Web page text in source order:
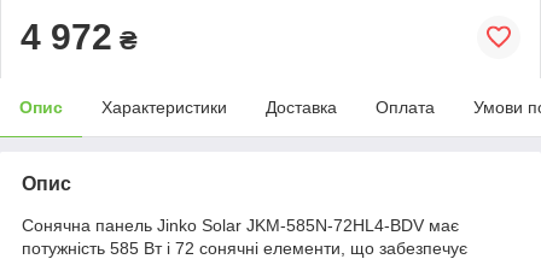
4 972 ₴
Опис Характеристики Доставка Оплата Умови
Опис
Сонячна панель Jinko Solar JKM-585N-72HL4-BDV має
потужність 585 Вт і 72 сонячні елементи, що забезпечує